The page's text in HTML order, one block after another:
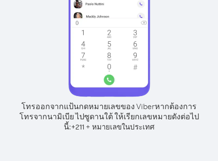
โทรออกจากแป้นกดหมายเลขของ Viberหากต้องการ
โทรจากนามิเบีย ไปซูดานใต้ ให้เรียกเลขหมายดังต่อไป
นี้:+211+ หมายเลขในประเทศ